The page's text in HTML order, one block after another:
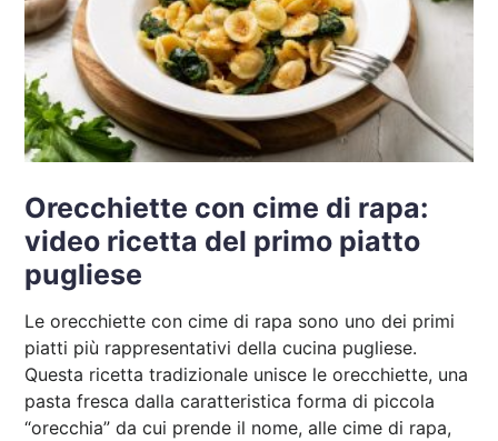
Orecchiette con cime di rapa:
video ricetta del primo piatto
pugliese
Le orecchiette con cime di rapa sono uno dei primi
piatti più rappresentativi della cucina pugliese.
Questa ricetta tradizionale unisce le orecchiette, una
pasta fresca dalla caratteristica forma di piccola
“orecchia” da cui prende il nome, alle cime di rapa,